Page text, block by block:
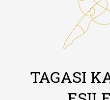
TAGASI